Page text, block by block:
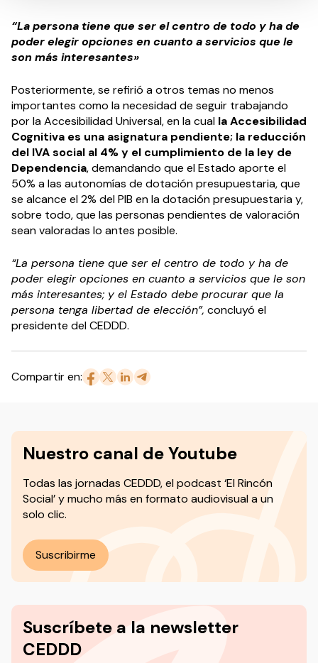
“La persona tiene que ser el centro de todo y ha de
poder elegir opciones en cuanto a servicios que le
son más interesantes»
Posteriormente, se refirió a otros temas no menos
importantes como la necesidad de seguir trabajando
por la Accesibilidad Universal, en la cual la Accesibilidad
Cognitiva es una asignatura pendiente; la reducción
del IVA social al 4% y el cumplimiento de la ley de
Dependencia, demandando que el Estado aporte el
50% a las autonomías de dotación presupuestaria, que
se alcance el 2% del PIB en la dotación presupuestaria y,
sobre todo, que las personas pendientes de valoración
sean valoradas lo antes posible.
“La persona tiene que ser el centro de todo y ha de
poder elegir opciones en cuanto a servicios que le son
más interesantes; y el Estado debe procurar que la
persona tenga libertad de elección”, concluyó el
presidente del CEDDD.
Compartir en:
Nuestro canal de Youtube
Todas las jornadas CEDDD, el podcast ‘El Rincón
Social’ y mucho más en formato audiovisual a un
solo clic.
Suscribirme
Suscríbete a la newsletter
CEDDD